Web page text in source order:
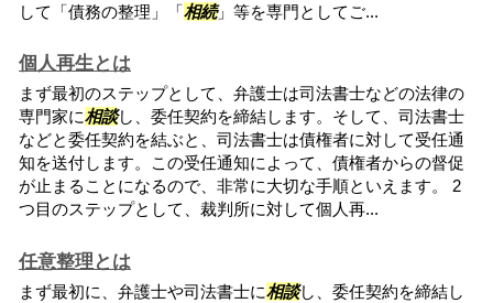
して「債務の整理」「相続」等を専門としてご...
個人再生とは
まず最初のステップとして、弁護士は司法書士などの法律の
専門家に相談し、委任契約を締結します。そして、司法書士
などと委任契約を結ぶと、司法書士は債権者に対して受任通
知を送付します。この受任通知によって、債権者からの督促
が止まることになるので、非常に大切な手順といえます。 2
つ目のステップとして、裁判所に対して個人再...
任意整理とは
まず最初に、弁護士や司法書士に相談し、委任契約を締結し